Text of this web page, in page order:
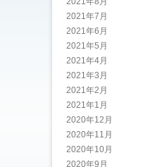
2021年7月
2021年6月
2021年5月
2021年4月
2021年3月
2021年2月
2021年1月
2020年12月
2020年11月
2020年10月
2020年9月